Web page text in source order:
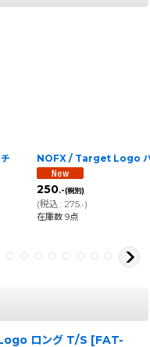
NOFX / Target Logo
250.-(税別)
(税込: 275.-)
在庫数 9点
ロング T/S [FAT-